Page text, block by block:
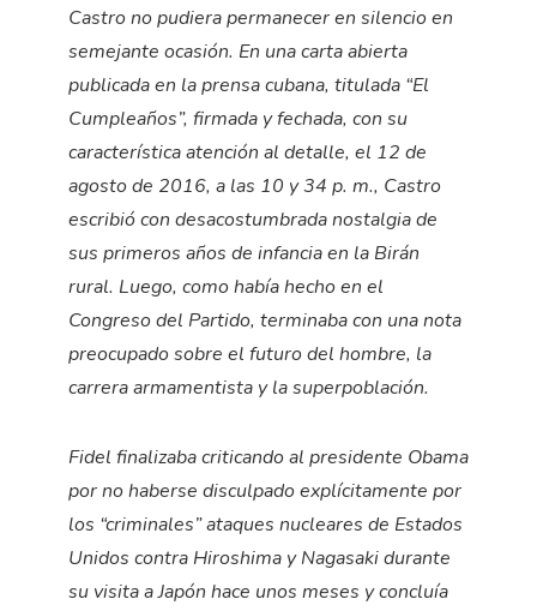
Castro no pudiera permanecer en silencio en
semejante ocasión. En una carta abierta
publicada en la prensa cubana, titulada “El
Cumpleaños”, firmada y fechada, con su
característica atención al detalle, el 12 de
agosto de 2016, a las 10 y 34 p. m., Castro
escribió con desacostumbrada nostalgia de
sus primeros años de infancia en la Birán
rural. Luego, como había hecho en el
Congreso del Partido, terminaba con una nota
preocupado sobre el futuro del hombre, la
carrera armamentista y la superpoblación.
Fidel finalizaba criticando al presidente Obama
por no haberse disculpado explícitamente por
los “criminales” ataques nucleares de Estados
Unidos contra Hiroshima y Nagasaki durante
su visita a Japón hace unos meses y concluía